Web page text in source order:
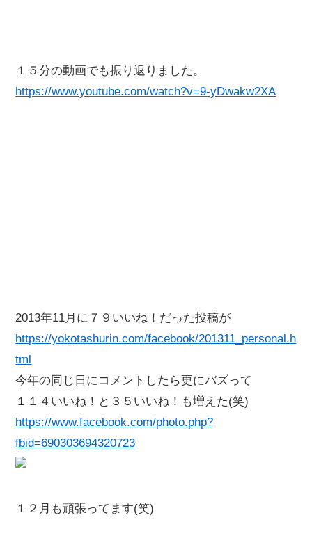
１５分の動画でも振り返りました。
https://www.youtube.com/watch?v=9-yDwakw2XA
2013年11月に７９いいね！だった投稿が
https://yokotashurin.com/facebook/201311_personal.h
tml
今年の同じ日にコメントしたら更にバズって
１１４いいね！と３５いいね！も増えた(笑)
https://www.facebook.com/photo.php?
fbid=690303694320723
１２月も頑張ってます(笑)